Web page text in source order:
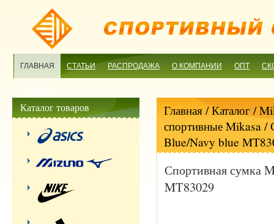
ГЛАВНАЯ СТАТЬИ РАСПРОДАЖА О КОМПАНИИ ОПТ
Главная/ Каталог /
спортивные Mikasa/
Blue/Navy blue
Спортивная сумка
MT83029
Каталог товаров